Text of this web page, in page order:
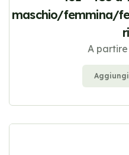
maschio/femmina/
A